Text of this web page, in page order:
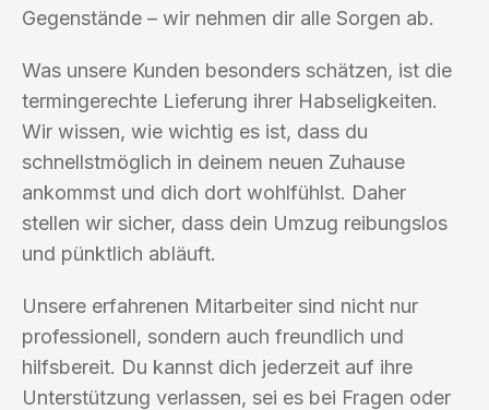
Gegenstände – wir nehmen dir alle Sorgen ab.
Was unsere Kunden besonders schätzen, ist die
termingerechte Lieferung ihrer Habseligkeiten.
Wir wissen, wie wichtig es ist, dass du
schnellstmöglich in deinem neuen Zuhause
ankommst und dich dort wohlfühlst. Daher
stellen wir sicher, dass dein Umzug reibungslos
und pünktlich abläuft.
Unsere erfahrenen Mitarbeiter sind nicht nur
professionell, sondern auch freundlich und
hilfsbereit. Du kannst dich jederzeit auf ihre
Unterstützung verlassen, sei es bei Fragen oder